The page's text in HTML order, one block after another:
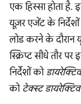
एक हिस्सा होता है.
यूज़र एजेंट के
लोड करने के दौरान
स्क्रिप्ट सीधे तौर
निर्देशों को डायरेक्टिव
को टेक्स्ट डायरेक्टिव